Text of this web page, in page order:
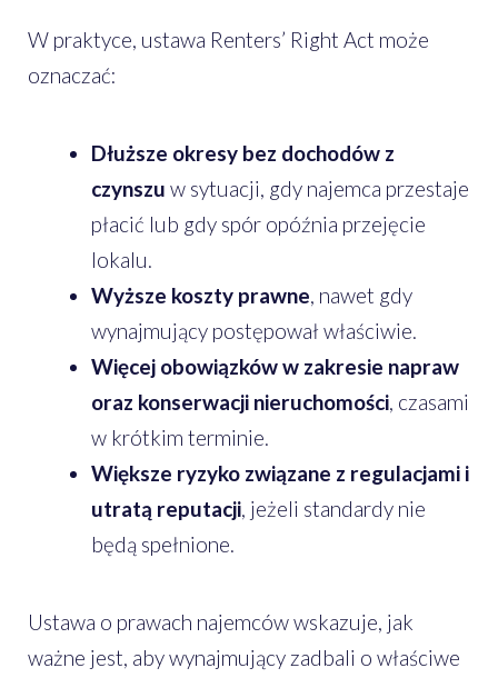
W praktyce, ustawa Renters’ Right Act może
oznaczać:
Dłuższe okresy bez dochodów z
czynszu w sytuacji, gdy najemca przestaje
płacić lub gdy spór opóźnia przejęcie
lokalu.
Wyższe koszty prawne, nawet gdy
wynajmujący postępował właściwie.
Więcej obowiązków w zakresie napraw
oraz konserwacji nieruchomości, czasami
w krótkim terminie.
Większe ryzyko związane z regulacjami i
utratą reputacji, jeżeli standardy nie
będą spełnione.
Ustawa o prawach najemców wskazuje, jak
ważne jest, aby wynajmujący zadbali o właściwe